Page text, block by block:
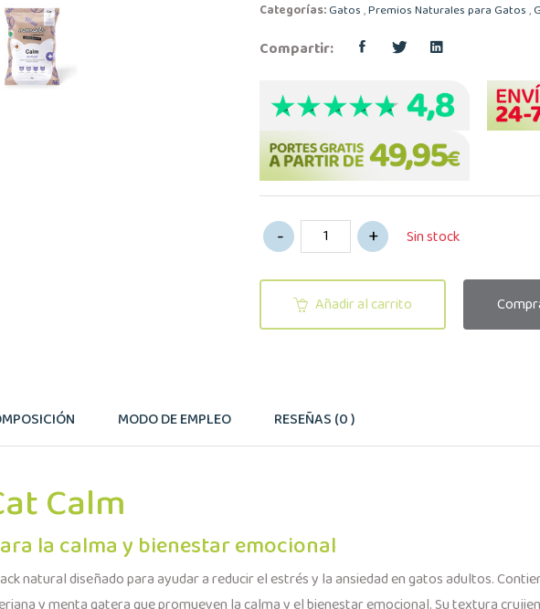
Categorías:Gatos,Premios Naturales para Gatos,
Compartir:
Sin stock
Añadir al carrito
MODO DE EMPLEO RESEÑAS (0 )
Calm
la calma y bienestar emocional
natural diseñado para ayudar a reducir el estrés y la ansiedad en gatos adultos.